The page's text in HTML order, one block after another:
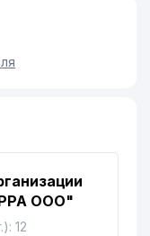
ООО"
12